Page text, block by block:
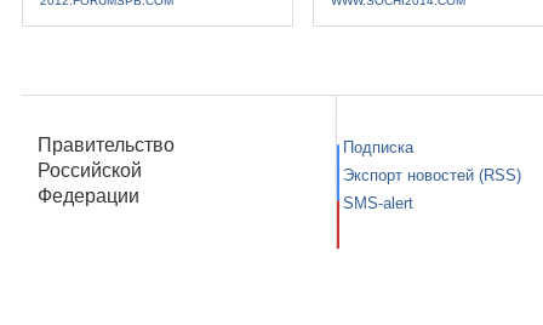
Правительство
Российской
Федерации
Подписка
Экспорт новостей (RSS)
SMS-alert